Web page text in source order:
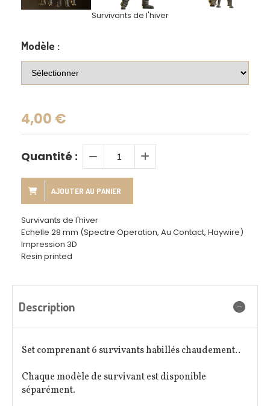
Survivants de l'hiver
Modèle :
4,00 €
Quantité :
AJOUTER AU PANIER
Survivants de l'hiver
Echelle 28 mm (Spectre Operation, Au Contact, Haywire)
Impression 3D
Resin printed
Description
Set comprenant 6 survivants habillés chaudement..
Chaque modèle de survivant est disponible
séparément.